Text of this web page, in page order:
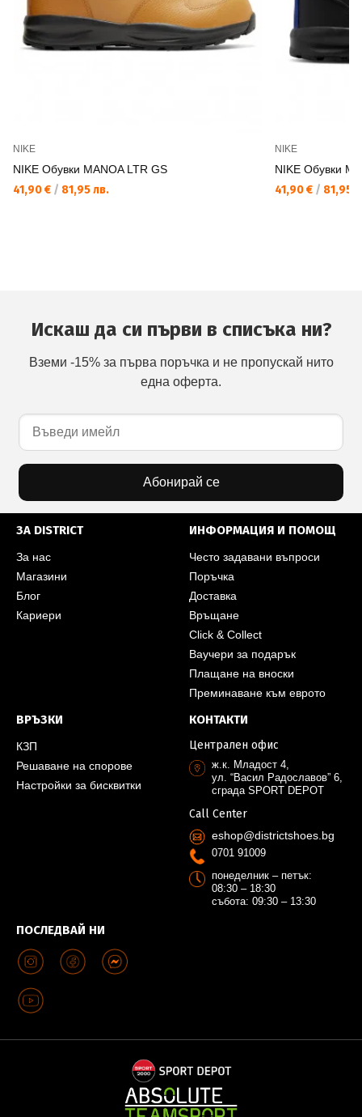
NIKE
NIKE Обувки MANOA LTR GS
41,90 € / 81,95 лв.
NIKE
NIKE Обувки
41,90 € / 81,95
Искаш да си първи в списъка ни?
Вземи -15% за първа поръчка и не пропускай нито
една оферта.
Абонирай се
ЗА DISTRICT
За нас
Магазини
Блог
Кариери
ИНФОРМАЦИЯ И ПОМОЩ
Често задавани въпроси
Поръчка
Доставка
Връщане
Click & Collect
Ваучери за подарък
Плащане на вноски
Преминаване към еврото
ВРЪЗКИ
КЗП
Решаване на спорове
Настройки за бисквитки
ПОСЛЕДВАЙ НИ
КОНТАКТИ
Централен офис
ж.к. Младост 4,
ул. “Васил Радославов” 6,
сграда SPORT DEPOT
Call Center
eshop@districtshoes.bg
0701 91009
понеделник – петък:
08:30 – 18:30
събота: 09:30 – 13:30